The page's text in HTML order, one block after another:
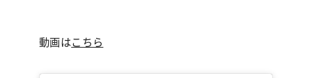
動画はこちら